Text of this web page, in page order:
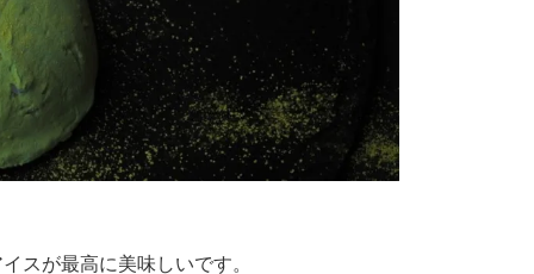
スが最高に美味しいです。